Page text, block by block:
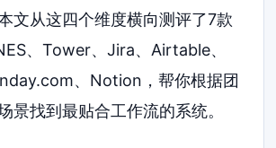
文从这四个维度横向测评了7款
、Tower、Jira、Airtable、
、Notion，帮你根据团
景找到最贴合工作流的系统。